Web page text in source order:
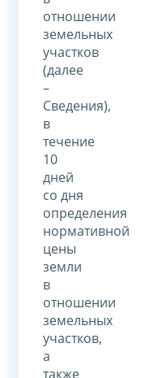
отношении
земельных
участков
(далее
–
Сведения),
в
течение
10
дней
со дня
определения
нормативной
цены
земли
в
отношении
земельных
участков,
а
также